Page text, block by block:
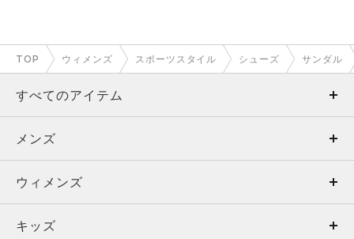
TOP ウィメンズ スポーツスタイル シューズ サンダル
すべてのアイテム
メンズ
ウィメンズ
キッズ
メンズ
トップス
ボトムス
ウィメンズ
トップス
キッズ